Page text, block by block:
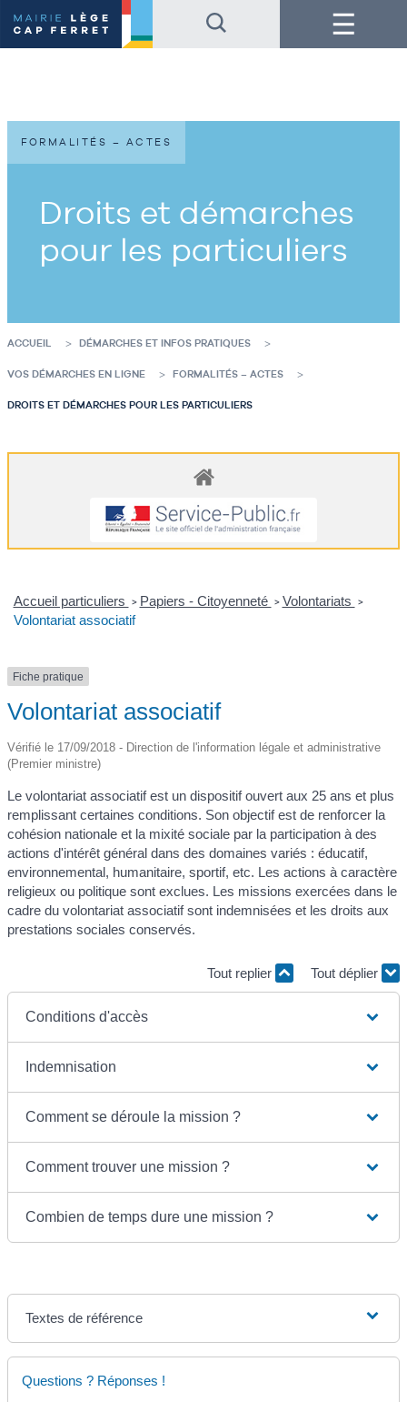
au
contenu
de
au
pied
de
Menu
Droits et démarches
pour les particuliers
FORMALITÉS – ACTES
ACCUEIL DÉMARCHES ET INFOS PRATIQUES
VOS DÉMARCHES EN LIGNE FORMALITÉS – ACTES
DROITS ET DÉMARCHES POUR LES PARTICULIERS
Accueil particuliers > Papiers - Citoyenneté > Volontariats >
Volontariat associatif
Fiche pratique
Volontariat associatif
Vérifié le 17/09/2018 - Direction de l'information légale et administrative
(Premier ministre)
Le volontariat associatif est un dispositif ouvert aux 25 ans et plus
remplissant certaines conditions. Son objectif est de renforcer la
cohésion nationale et la mixité sociale par la participation à des
actions d'intérêt général dans des domaines variés : éducatif,
environnemental, humanitaire, sportif, etc. Les actions à caractère
religieux ou politique sont exclues. Les missions exercées dans le
cadre du volontariat associatif sont indemnisées et les droits aux
prestations sociales conservés.
Tout replier Tout déplier
Conditions d'accès
Indemnisation
Comment se déroule la mission ?
Comment trouver une mission ?
Combien de temps dure une mission ?
Textes de référence
Questions ? Réponses !